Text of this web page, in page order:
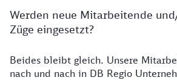
Werden neue Mitarbeitende
Züge eingesetzt?
Details zu den Mitarbeitenden
Beides bleibt gleich. Unsere
nach und nach in DB Regio